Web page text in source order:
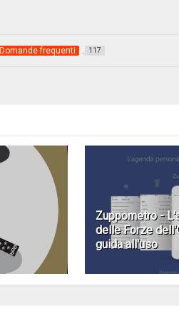
Domande frequenti 117
Zuppometro -
delle Forze
guida all'uso